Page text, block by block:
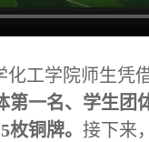
工学院师生凭
一名、学生团
铜牌。 接下来